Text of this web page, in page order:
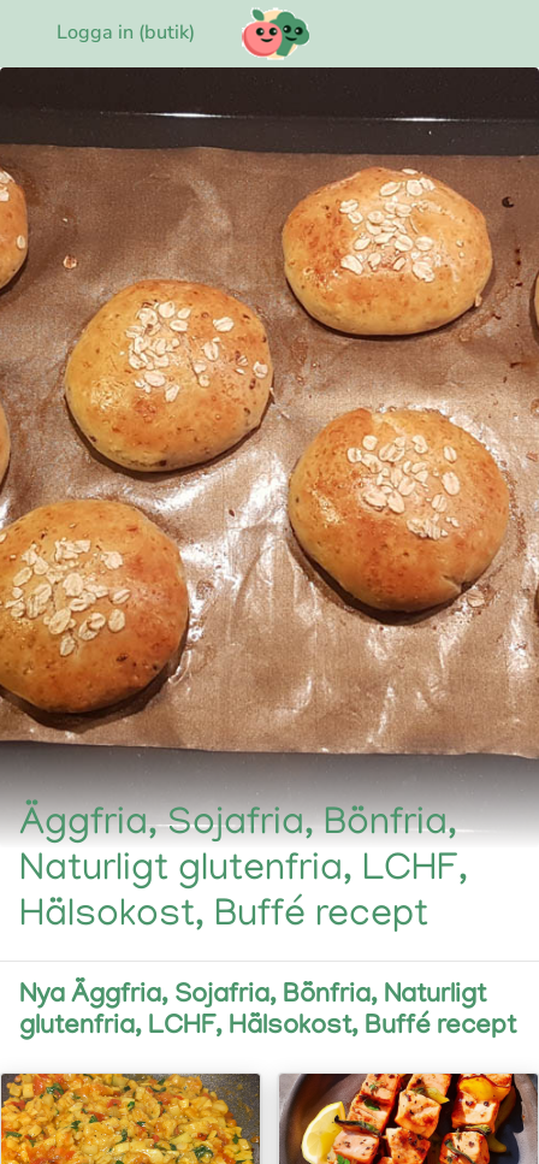
Logga in (butik)
Äggfria, Sojafria, Bönfria,
Naturligt glutenfria, LCHF,
Hälsokost, Buffé recept
Nya Äggfria, Sojafria, Bönfria, Naturligt
glutenfria, LCHF, Hälsokost, Buffé recept